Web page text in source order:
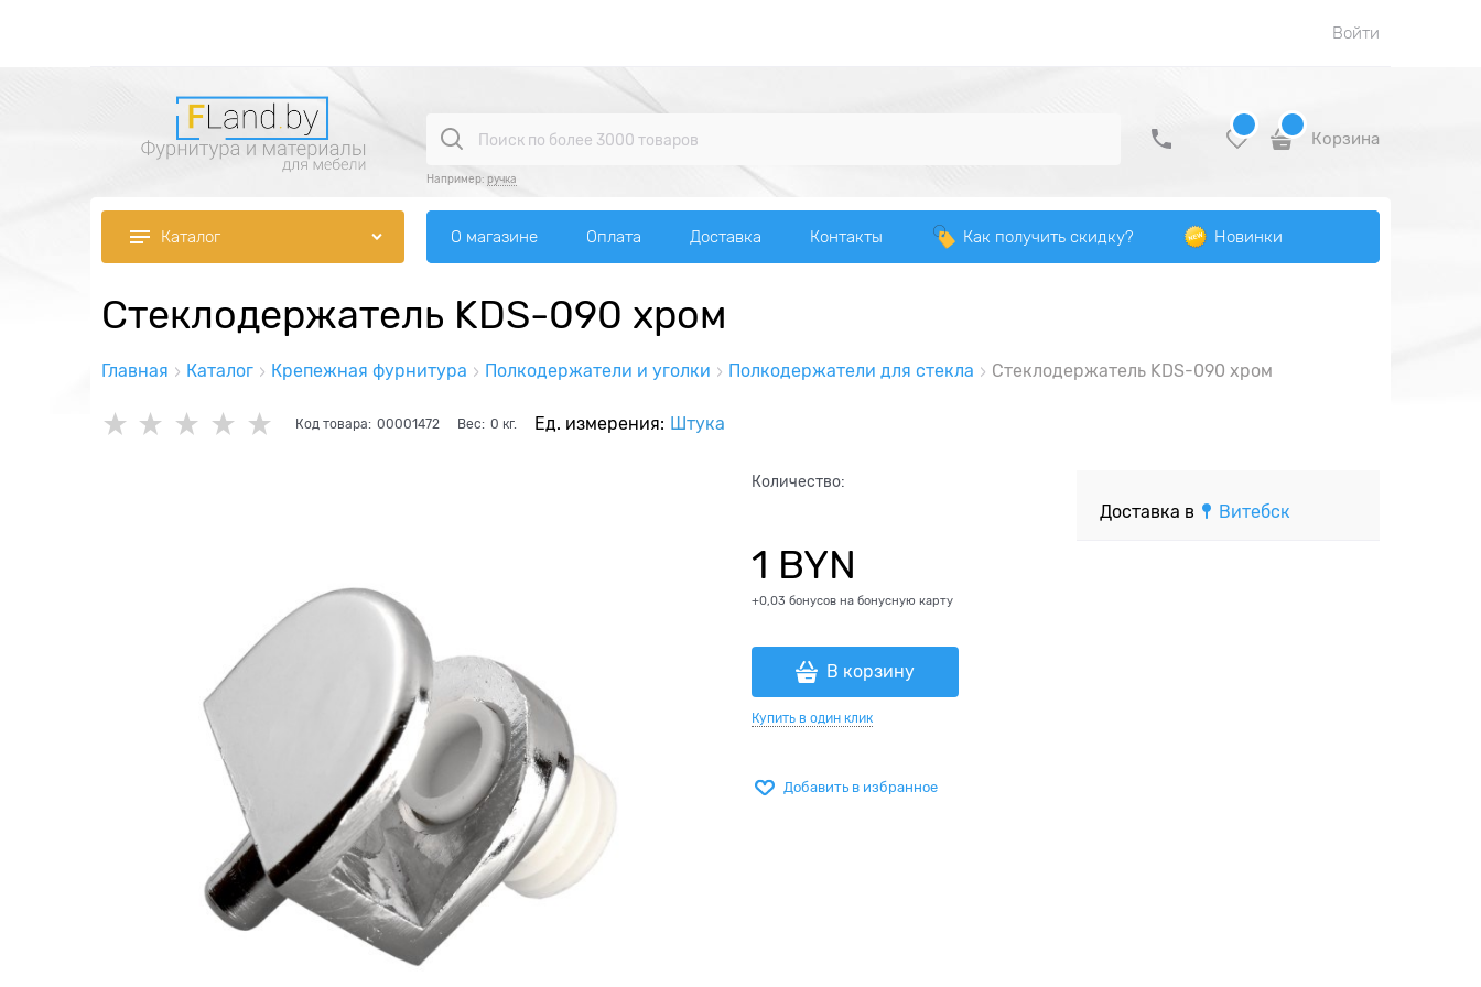
Войти
Например: ручка
Корзина
Каталог О магазине Оплата Доставка Контакты Как получить скидку? Новинки
Стеклодержатель KDS-090 хром
Главная Каталог Крепежная фурнитура Полкодержатели и уголки Полкодержатели для стекла Стеклодержатель KDS-090 хром
Код товара: 00001472 Вес: 0 кг. Ед. измерения: Штука
Количество:
1 BYN
+0,03 бонусов на бонусную карту
В корзину
Купить в один клик
Добавить в избранное
Доставка в Витебск